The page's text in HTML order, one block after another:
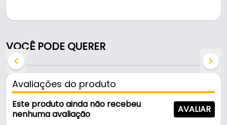
Fabricada em Aço com acabamento zincada na
cor zincado, é resistente e durável no uso diário.
Suporta 4,0kg por carga por peça.
Características:
- Marca: Mark
- Modelo: Três furos
VOCÊ PODE QUERER
Avaliações do produto
Este produto ainda não recebeu
nenhuma avaliação
AVALIAR